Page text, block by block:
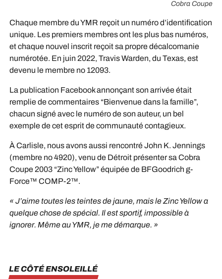
Cobra Coupe
Chaque membre du YMR reçoit un numéro d’identification
unique. Les premiers membres ont les plus bas numéros,
et chaque nouvel inscrit reçoit sa propre décalcomanie
numérotée. En juin 2022, Travis Warden, du Texas, est
devenu le membre no 12093.
La publication Facebook annonçant son arrivée était
remplie de commentaires “Bienvenue dans la famille”,
chacun signé avec le numéro de son auteur, un bel
exemple de cet esprit de communauté contagieux.
À Carlisle, nous avons aussi rencontré John K. Jennings
(membre no 4920), venu de Détroit présenter sa Cobra
Coupe 2003 “Zinc Yellow” équipée de BFGoodrich g-
Force™ COMP-2™.
« J’aime toutes les teintes de jaune, mais le Zinc Yellow a
quelque chose de spécial. Il est sportif, impossible à
ignorer. Même au YMR, je me démarque. »
LE CÔTÉ ENSOLEILLÉ